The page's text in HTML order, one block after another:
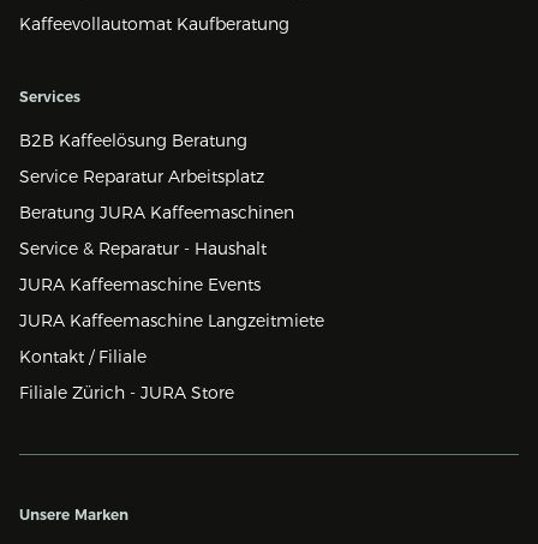
Kaffeevollautomat Kaufberatung
Services
B2B Kaffeelösung Beratung
Service Reparatur Arbeitsplatz
Beratung JURA Kaffeemaschinen
Service & Reparatur - Haushalt
JURA Kaffeemaschine Events
JURA Kaffeemaschine Langzeitmiete
Kontakt / Filiale
Filiale Zürich - JURA Store
Unsere Marken